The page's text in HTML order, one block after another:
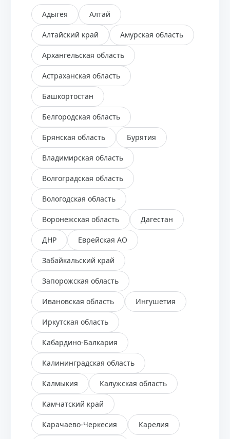
Адыгея Алтай
Алтайский край Амурская область
Архангельская область
Астраханская область
Башкортостан
Белгородская область
Брянская область Бурятия
Владимирская область
Волгоградская область
Вологодская область
Воронежская область Дагестан
ДНР Еврейская АО
Забайкальский край
Запорожская область
Ивановская область Ингушетия
Иркутская область
Кабардино-Балкария
Калининградская область
Калмыкия Калужская область
Камчатский край
Карачаево-Черкесия Карелия